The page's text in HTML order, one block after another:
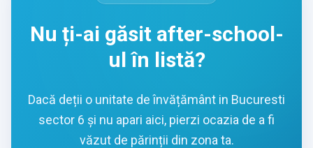
Nu ți-ai găsit after-school-
ul în listă?
Dacă deții o unitate de învățământ in Bucuresti
sector 6 și nu apari aici, pierzi ocazia de a fi
văzut de părinții din zona ta.